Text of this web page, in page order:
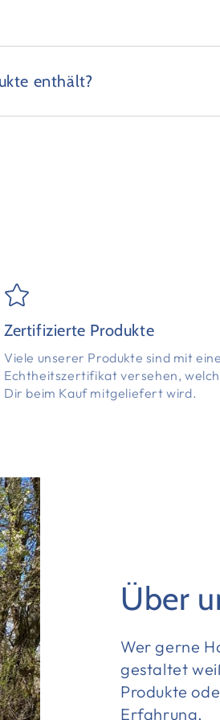
enthält?
Zertifizierte Produkte
Viele unserer Produkte sind mit
Echtheitszertifikat versehen,
Dir beim Kauf mitgeliefert wird.
Über
Wer gerne
gestaltet
Produkte
Erfahrung.